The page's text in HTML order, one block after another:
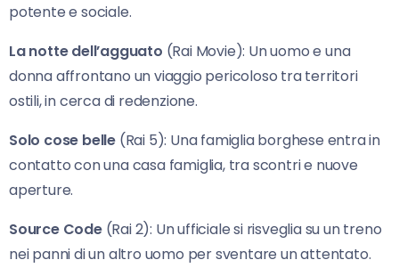
potente e sociale.
La notte dell’agguato (Rai Movie): Un uomo e una
donna affrontano un viaggio pericoloso tra territori
ostili, in cerca di redenzione.
Solo cose belle (Rai 5): Una famiglia borghese entra in
contatto con una casa famiglia, tra scontri e nuove
aperture.
Source Code(Rai 2): Un ufficiale si risveglia su un treno
nei panni di un altro uomo per sventare un attentato.